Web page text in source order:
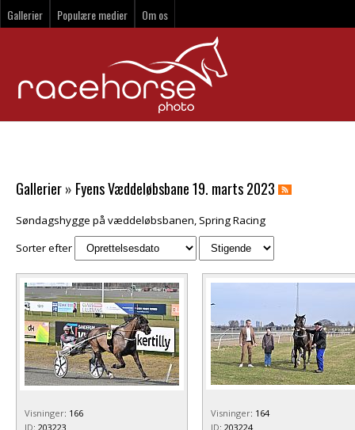
Gallerier Populære medier Om os
Gallerier» Fyens Væddeløbsbane 19. marts 2023
Søndagshygge på væddeløbsbanen, Spring Racing
Sorter efter
Visninger: 166
ID: 203223
Visninger: 164
ID: 203224